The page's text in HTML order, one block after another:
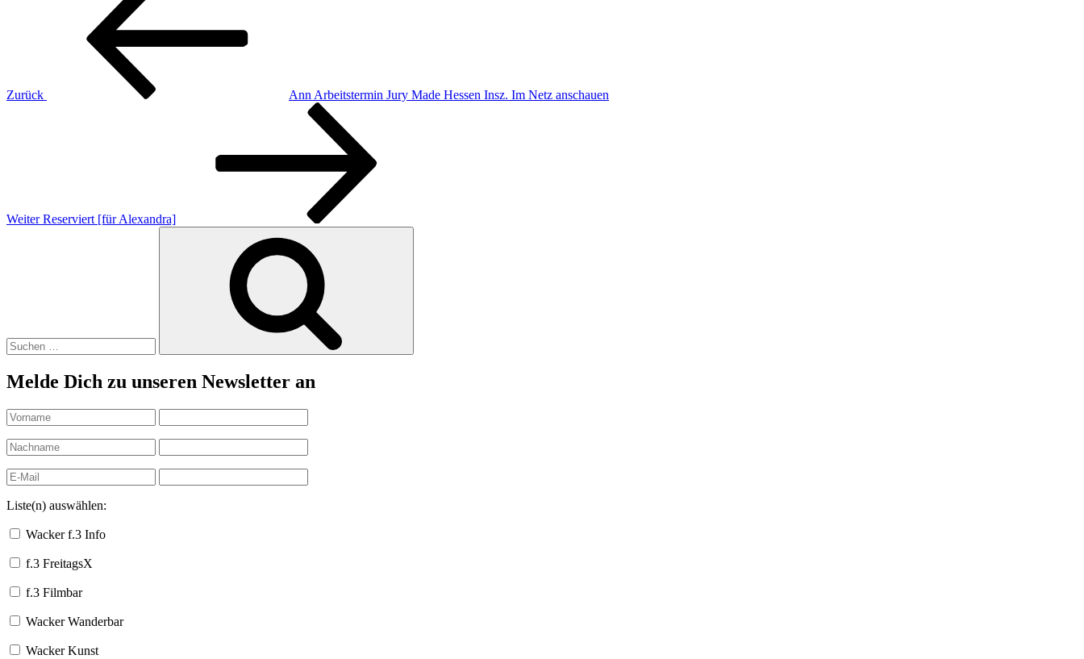
Zurück
Ann Arbeitstermin Jury Made Hessen Insz. Im Netz anschauen
Weiter Reserviert [für Alexandra]
Melde Dich zu unseren Newsletter an
Liste(n) auswählen:
Wacker f.3 Info
f.3 FreitagsX
f.3 Filmbar
Wacker Wanderbar
Wacker Kunst